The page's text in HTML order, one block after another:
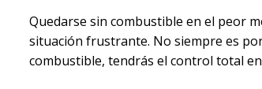
Quedarse sin combustible en el peor
situación frustrante. No siempre es
combustible, tendrás el control total